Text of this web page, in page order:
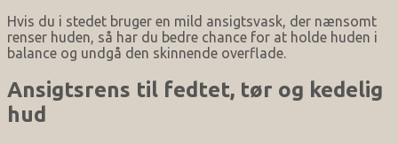
Hvis du i stedet bruger en mild ansigtsvask, der nænsomt
renser huden, så har du bedre chance for at holde huden i
balance og undgå den skinnende overflade.
Ansigtsrens til fedtet, tør og kedelig
hud